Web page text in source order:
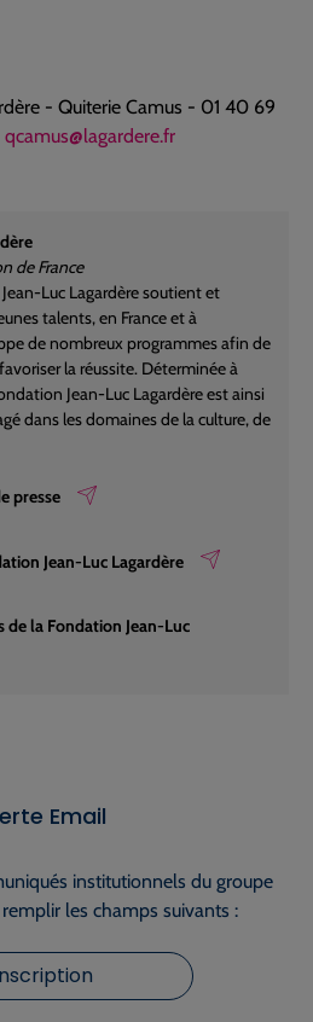
- Quiterie Camus - 01 40 69
qcamus@lagardere.fr
de France
Luc Lagardère soutient et
talents, en France et à
de nombreux programmes afin de
la réussite. Déterminée à
Jean-Luc Lagardère est ainsi
dans les domaines de la culture, de
presse
Jean-Luc Lagardère
de la Fondation Jean-Luc
Email
institutionnels du groupe
les champs suivants :